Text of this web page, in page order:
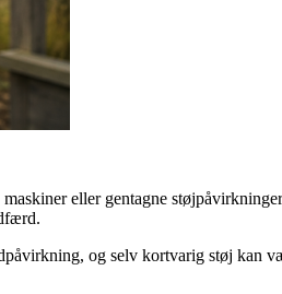
eller gentagne
og selv kortvarig støj kan